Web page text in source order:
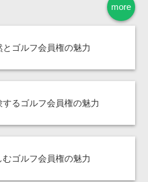
more
とゴルフ会員権の魅力
するゴルフ会員権の魅力
むゴルフ会員権の魅力